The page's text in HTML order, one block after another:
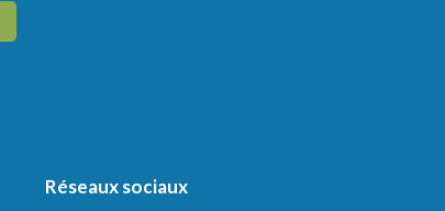
Réseaux sociaux